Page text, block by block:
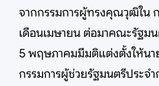
จากกรรมการผู้ทรงคุณวุฒิใน
เดือนเมษายน ต่อมาคณะรัฐม
5 พฤษภาคมมีมติแต่งตั้งให้นา
กรรมการผู้ช่วยรัฐมนตรีประจำ